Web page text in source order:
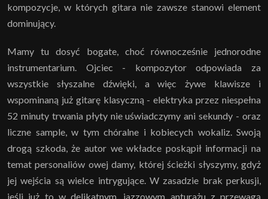
kompozycje, w których gitara nie zawsze stanowi element
dominujący.
Mamy tu dosyć bogate, choć równocześnie jednorodne
instrumentarium. Ojciec - kompozytor odpowiada za
wszystkie słyszalne dźwięki, a więc żywe klawisze i
wspominaną już gitarę klasyczną - elektryka przez niespełna
52 minuty trwania płyty nie uświadczymy ani sekundy - oraz
liczne sample, w tym chóralne i kobiecych wokaliz. Swoją
drogą szkoda, że autor we wkładce poskąpił informacji na
temat personaliów owej damy, której ścieżki słyszymy, gdyż
jej wejścia są wielce intrygujące. W zasadzie brak perkusji,
jeśli już to w delikatnym, jazzowym anturażu z przewagą